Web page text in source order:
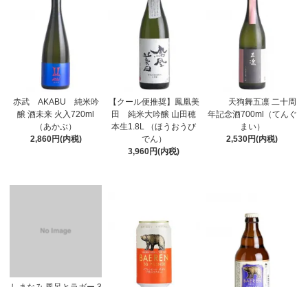
赤武 AKABU 純米吟
醸 酒未来 火入720ml
（あかぶ）
2,860円(内税)
【クール便推奨】鳳凰美
田 純米大吟醸 山田穂
本生1.8L （ほうおうび
でん）
3,960円(内税)
天狗舞五凛 二十周
年記念酒700ml（てんぐ
まい）
2,530円(内税)